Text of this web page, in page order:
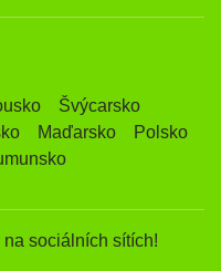
Švýcarsko
Maďarsko
Polsko
sociálních sítích!